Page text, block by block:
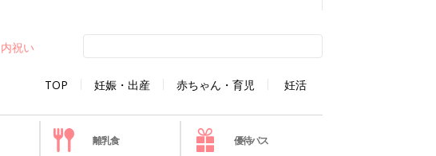
TOP 妊娠・出産 赤ちゃん・育児 妊活
内祝い
離乳食 優待パス